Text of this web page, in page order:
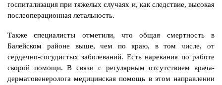
госпитализация при тяжелых случаях и, как следствие, высокая
послеоперационная летальность.
Также специалисты отметили, что общая смертность в
Балейском районе выше, чем по краю, в том числе, от
сердечно-сосудистых заболеваний. Есть нарекания по работе
скорой помощи. В связи с регулярным отсутствием врача-
дерматовенеролога медицинская помощь в этом направлении